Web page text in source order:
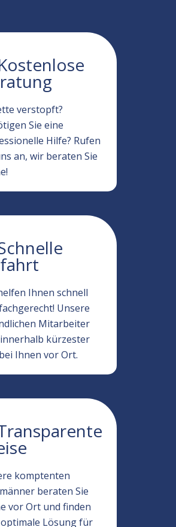
verstopft?
Sie eine
Hilfe? Rufen
an, wir beraten Sie
Ihnen schnell
Unsere
Mitarbeiter
kürzester
Ihnen vor Ort.
komptenten
beraten Sie
vor Ort und finden
Lösung für